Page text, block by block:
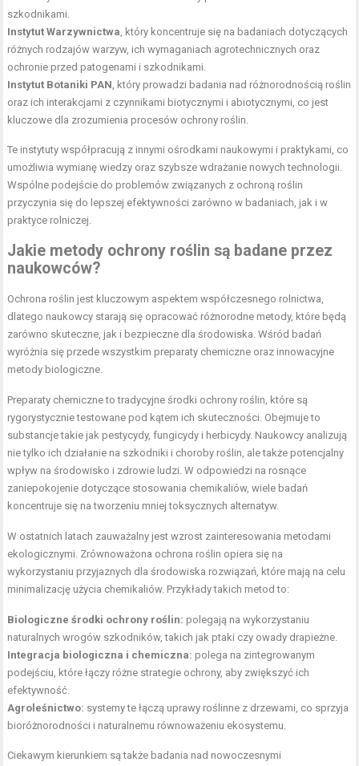
szkodnikami.
Instytut Warzywnictwa, który koncentruje się na badaniach dotyczących
różnych rodzajów warzyw, ich wymaganiach agrotechnicznych oraz
ochronie przed patogenami i szkodnikami.
Instytut Botaniki PAN, który prowadzi badania nad różnorodnością roślin
oraz ich interakcjami z czynnikami biotycznymi i abiotycznymi, co jest
kluczowe dla zrozumienia procesów ochrony roślin.
Te instytuty współpracują z innymi ośrodkami naukowymi i praktykami, co
umożliwia wymianę wiedzy oraz szybsze wdrażanie nowych technologii.
Wspólne podejście do problemów związanych z ochroną roślin
przyczynia się do lepszej efektywności zarówno w badaniach, jak i w
praktyce rolniczej.
Jakie metody ochrony roślin są badane przez
naukowców?
Ochrona roślin jest kluczowym aspektem współczesnego rolnictwa,
dlatego naukowcy starają się opracować różnorodne metody, które będą
zarówno skuteczne, jak i bezpieczne dla środowiska. Wśród badań
wyróżnia się przede wszystkim preparaty chemiczne oraz innowacyjne
metody biologiczne.
Preparaty chemiczne to tradycyjne środki ochrony roślin, które są
rygorystycznie testowane pod kątem ich skuteczności. Obejmuje to
substancje takie jak pestycydy, fungicydy i herbicydy. Naukowcy analizują
nie tylko ich działanie na szkodniki i choroby roślin, ale także potencjalny
wpływ na środowisko i zdrowie ludzi. W odpowiedzi na rosnące
zaniepokojenie dotyczące stosowania chemikaliów, wiele badań
koncentruje się na tworzeniu mniej toksycznych alternatyw.
W ostatnich latach zauważalny jest wzrost zainteresowania metodami
ekologicznymi. Zrównoważona ochrona roślin opiera się na
wykorzystaniu przyjaznych dla środowiska rozwiązań, które mają na celu
minimalizację użycia chemikaliów. Przykłady takich metod to:
Biologiczne środki ochrony roślin: polegają na wykorzystaniu
naturalnych wrogów szkodników, takich jak ptaki czy owady drapieżne.
Integracja biologiczna i chemiczna: polega na zintegrowanym
podejściu, które łączy różne strategie ochrony, aby zwiększyć ich
efektywność.
Agroleśnictwo: systemy te łączą uprawy roślinne z drzewami, co sprzyja
bioróżnorodności i naturalnemu równoważeniu ekosystemu.
Ciekawym kierunkiem są także badania nad nowoczesnymi